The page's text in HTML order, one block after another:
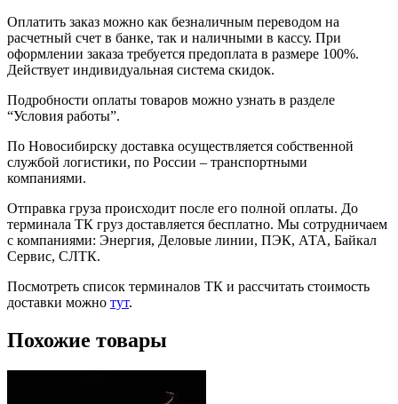
Оплатить заказ можно как безналичным переводом на
расчетный счет в банке, так и наличными в кассу. При
оформлении заказа требуется предоплата в размере 100%.
Действует индивидуальная система скидок.
Подробности оплаты товаров можно узнать в разделе
“Условия работы”.
По Новосибирску доставка осуществляется собственной
службой логистики, по России – транспортными
компаниями.
Отправка груза происходит после его полной оплаты. До
терминала ТК груз доставляется бесплатно. Мы сотрудничаем
с компаниями: Энергия, Деловые линии, ПЭК, АТА, Байкал
Сервис, СЛТК.
Посмотреть список терминалов ТК и рассчитать стоимость
доставки можно тут.
Похожие товары